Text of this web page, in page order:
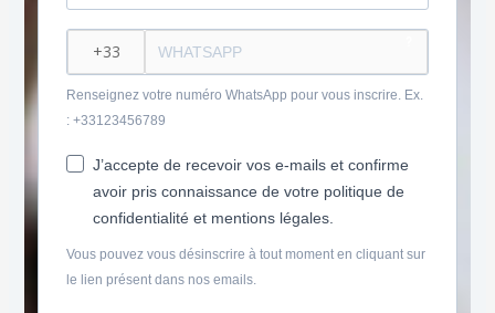
Renseignez votre numéro WhatsApp pour vous inscrire. Ex.
: +33123456789
J’accepte de recevoir vos e-mails et confirme
avoir pris connaissance de votre politique de
confidentialité et mentions légales.
Vous pouvez vous désinscrire à tout moment en cliquant sur
le lien présent dans nos emails.